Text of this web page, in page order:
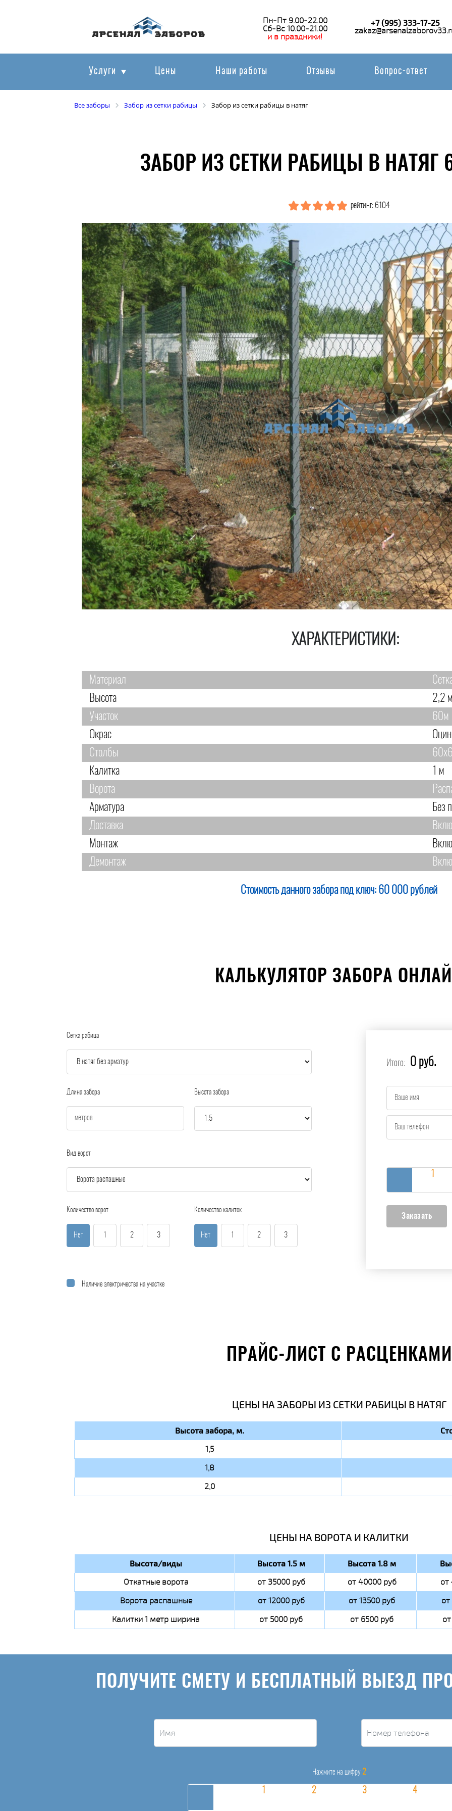
Пн-Пт 9.00-22.00
Сб-Вс 10.00-21.00
и в праздники!
+7 (995) 333-17-25
Услуги Цены Наши работы Отзывы Вопрос-ответ
Все заборы Забор из сетки рабицы Забор из сетки рабицы в натяг
ЗАБОР ИЗ СЕТКИ РАБИЦЫ В НАТЯГ
рейтинг: 6104
ХАРАКТЕРИСТИКИ:
Материал
Высота
2,2
Участок
60м
Окрас
Столбы
Калитка
1 м
Ворота
Арматура
Без
Доставка
Монтаж
Демонтаж
Стоимость данного забора под ключ: 60 000 рублей
КАЛЬКУЛЯТОР ЗАБОРА
Сетка рабица
Длина забора Высота забора
Вид ворот
Количество ворот
Нет 2 3
Количество калиток
Нет 2 3
Наличие электричества на участке
Итого: 0 руб.
ПРАЙС-ЛИСТ С РАСЦЕНКАМИ
ЦЕНЫ НА ЗАБОРЫ ИЗ СЕТКИ РАБИЦЫ В НАТЯГ
Высота забора, м.
1,5
1,8
2,0
ЦЕНЫ НА ВОРОТА И КАЛИТКИ
Высота/виды Высота 1.5 м Высота 1.8 м
Откатные ворота от 35000 руб от 40000 руб
от
Ворота распашные
от 12000 руб от 13500 руб
Калитки 1 метр ширина
от 5000 руб от 6500 руб
ПОЛУЧИТЕ СМЕТУ И БЕСПЛАТНЫЙ ВЫЕЗД
Нажмите на цифру 2